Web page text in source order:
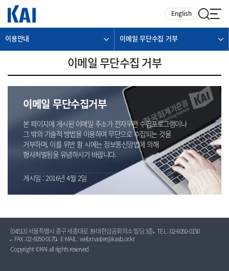
English
이용안내 이메일 무단수집 거부
이메일 무단수집 거부
이메일 무단수집거부
본 페이지에 게시된 이메일 주소가 전자우편 수집프로그램이나
그 밖의 기술적 방법을 이용하여 무단으로 수집되는 것을
거부하며, 이를 위반 할 시에는 정보통신망법에 의해
형사처벌됨을 유념하시기 바랍니다.
게시일 : 2016년 4월 2일
[04513] 서울특별시 중구 세종대로 39 대한상공회의소 빌딩 3층 TEL : 02-6050-0150
FAX : 02-6050-0170
E-MAIL : webmaster@kasb.or.kr
Copyright ©KAI all rights reserved